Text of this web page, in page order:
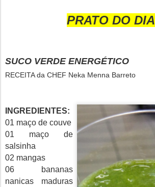
PRATO DO DIA
SUCO VERDE ENERGÉTICO
RECEITA da CHEF Neka Menna Barreto
INGREDIENTES:
01 maço de couve
01 maço de
salsinha
02 mangas
06 bananas
nanicas maduras